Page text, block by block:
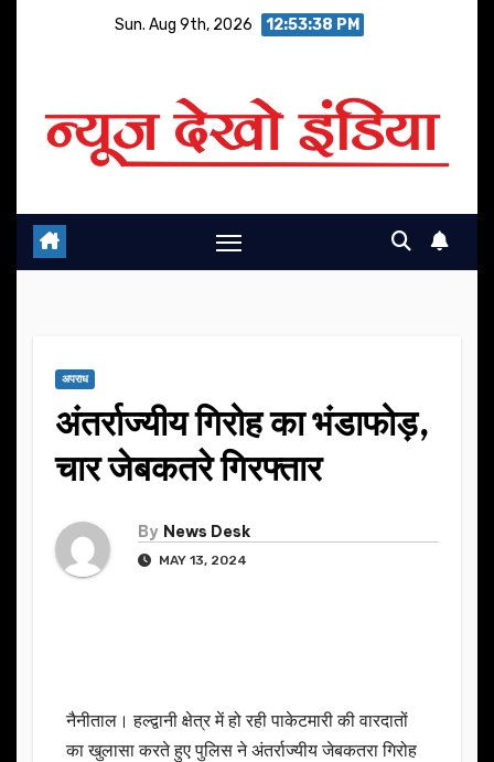
Sun. Aug 9th, 2026 12:53:39 PM
अपराध
अंतर्राज्यीय गिरोह का भंडाफोड़,
चार जेबकतरे गिरफ्तार
By News Desk
MAY 13, 2024
नैनीताल। हल्द्वानी क्षेत्र में हो रही पाकेटमारी की वारदातों
का खुलासा करते हुए पुलिस ने अंतर्राज्यीय जेबकतरा गिरोह